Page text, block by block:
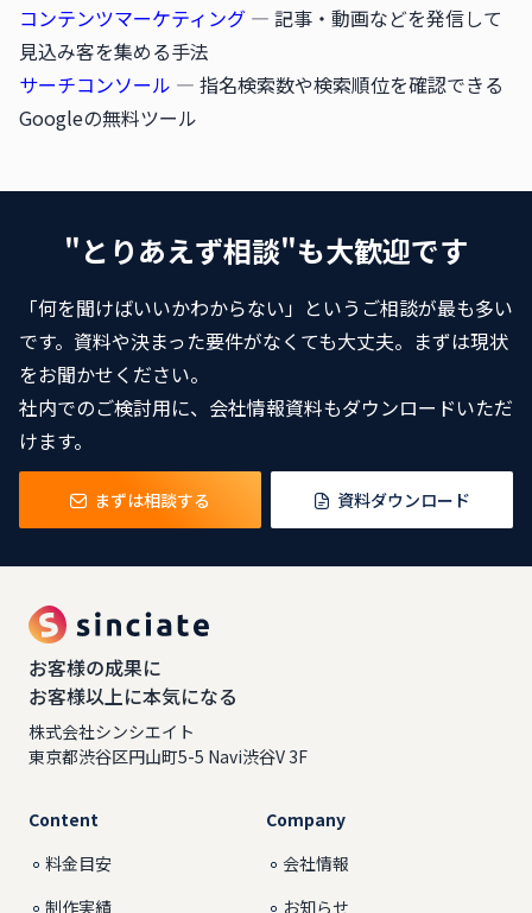
コンテンツマーケティング — 記事・動画などを発信して
見込み客を集める手法
サーチコンソール — 指名検索数や検索順位を確認できる
Googleの無料ツール
"とりあえず相談"も大歓迎です
「何を聞けばいいかわからない」というご相談が最も多い
です。資料や決まった要件がなくても大丈夫。まずは現状
をお聞かせください。
社内でのご検討用に、会社情報資料もダウンロードいただ
けます。
まずは相談する 資料ダウンロード
お客様の成果に
お客様以上に本気になる
株式会社シンシエイト
東京都渋谷区円山町5-5 Navi渋谷V 3F
Content
料金目安
制作実績
Company
会社情報
お知らせ